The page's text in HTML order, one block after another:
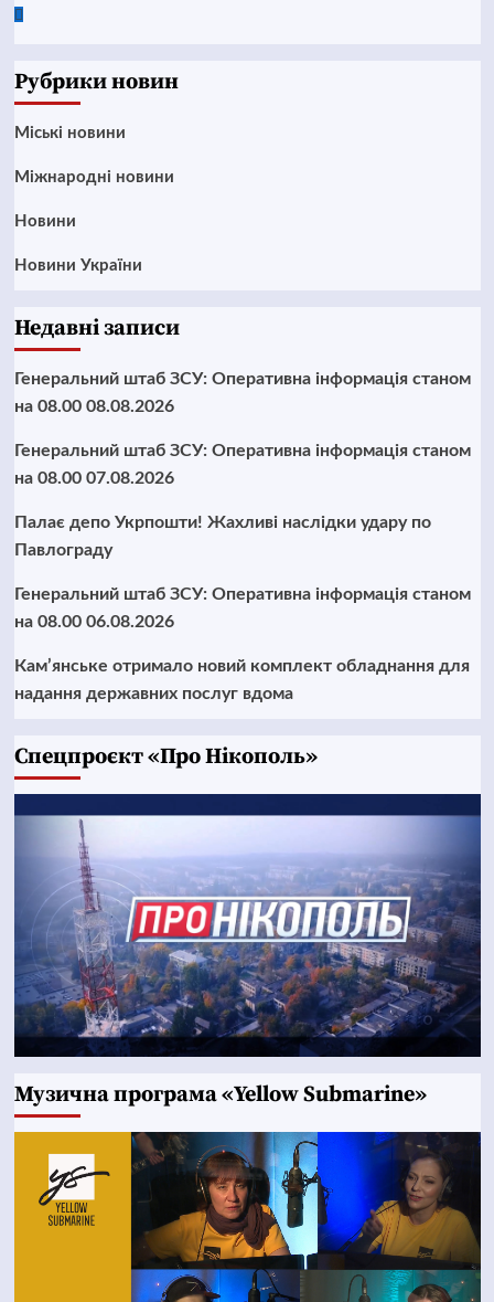
Google
Рубрики новин
Mіські новини
Міжнародні новини
Новини
Новини України
Недавні записи
Генеральний штаб ЗСУ: Оперативна інформація станом
на 08.00 08.08.2026
Генеральний штаб ЗСУ: Оперативна інформація станом
на 08.00 07.08.2026
Палає депо Укрпошти! Жахливі наслідки удару по
Павлограду
Генеральний штаб ЗСУ: Оперативна інформація станом
на 08.00 06.08.2026
Кам’янське отримало новий комплект обладнання для
надання державних послуг вдома
Cпецпроєкт «Про Нікополь»
Музична програма «Yellow Submarine»